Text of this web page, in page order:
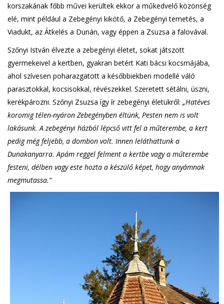
korszakának főbb művei kerültek ekkor a műkedvelő közönség
elé, mint például a Zebegényi kikötő, a Zebegényi temetés, a
Viadukt, az Átkelés a Dunán, vagy éppen a Zsuzsa a falovával.
Szőnyi István élvezte a zebegényi életet, sokat játszott
gyermekeivel a kertben, gyakran betért Kati bácsi kocsmájába,
ahol szívesen poharazgatott a későbbiekben modellé váló
parasztokkal, kocsisokkal, révészekkel. Szeretett sétálni, úszni,
kerékpározni. Szőnyi Zsuzsa így ír zebegényi életükről: „Hatéves
koromig télen-nyáron Zebegényben éltünk, Pesten nem is volt
lakásunk. A zebegényi házból lépcső vitt fel a műterembe, a kert
pedig még feljebb, a dombon volt. Innen leláthattunk a
Dunakanyarra. Apám reggel felment a kertbe vagy a műterembe
festeni, délben vagy este hozta a készülő képet, hogy anyámnak
megmutassa.”